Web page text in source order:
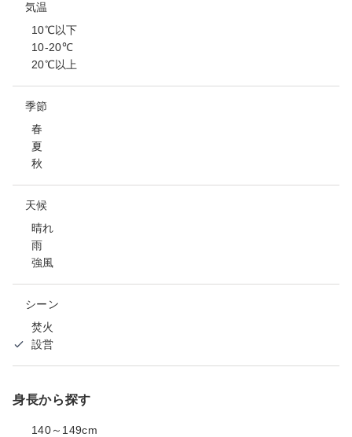
気温
10℃以下
10-20℃
20℃以上
季節
春
夏
秋
天候
晴れ
雨
強風
シーン
焚火
設営
身長から探す
140～149cm